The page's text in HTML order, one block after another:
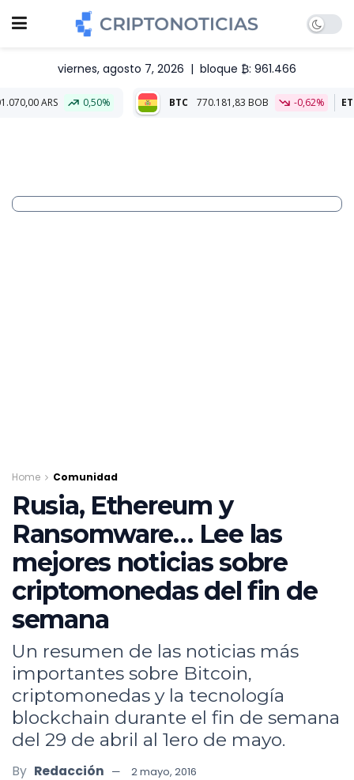
viernes, agosto 7, 2026 | bloque ₿: 961.466
0,50% BTC 770.181,83 BOB -0,62% ETH
Home Comunidad
Rusia, Ethereum y
Ransomware… Lee las
mejores noticias sobre
criptomonedas del fin de
semana
Un resumen de las noticias más
importantes sobre Bitcoin,
criptomonedas y la tecnología
blockchain durante el fin de semana
del 29 de abril al 1ero de mayo.
By Redacción
2 mayo, 2016